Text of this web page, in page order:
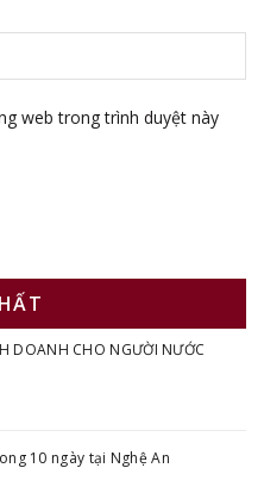
web trong trình duyệt này
DOANH CHO NGƯỜI NƯỚC
10 ngày tại Nghệ An